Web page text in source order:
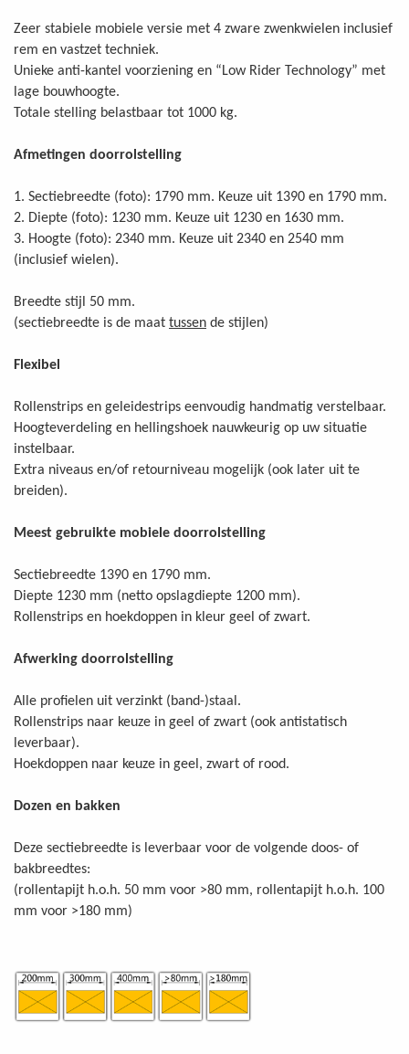
Zeer stabiele mobiele versie met 4 zware zwenkwielen inclusief
rem en vastzet techniek.
Unieke anti-kantel voorziening en “Low Rider Technology” met
lage bouwhoogte.
Totale stelling belastbaar tot 1000 kg.
Afmetingen doorrolstelling
1. Sectiebreedte (foto): 1790 mm. Keuze uit 1390 en 1790 mm.
2. Diepte (foto): 1230 mm. Keuze uit 1230 en 1630 mm.
3. Hoogte (foto): 2340 mm. Keuze uit 2340 en 2540 mm
(inclusief wielen).
Breedte stijl 50 mm.
(sectiebreedte is de maat tussen de stijlen)
Flexibel
Rollenstrips en geleidestrips eenvoudig handmatig verstelbaar.
Hoogteverdeling en hellingshoek nauwkeurig op uw situatie
instelbaar.
Extra niveaus en/of retourniveau mogelijk (ook later uit te
breiden).
Meest gebruikte mobiele doorrolstelling
Sectiebreedte 1390 en 1790 mm.
Diepte 1230 mm (netto opslagdiepte 1200 mm).
Rollenstrips en hoekdoppen in kleur geel of zwart.
Afwerking doorrolstelling
Alle profielen uit verzinkt (band-)staal.
Rollenstrips naar keuze in geel of zwart (ook antistatisch
leverbaar).
Hoekdoppen naar keuze in geel, zwart of rood.
Dozen en bakken
Deze sectiebreedte is leverbaar voor de volgende doos- of
bakbreedtes:
(rollentapijt h.o.h. 50 mm voor >80 mm, rollentapijt h.o.h. 100
mm voor >180 mm)